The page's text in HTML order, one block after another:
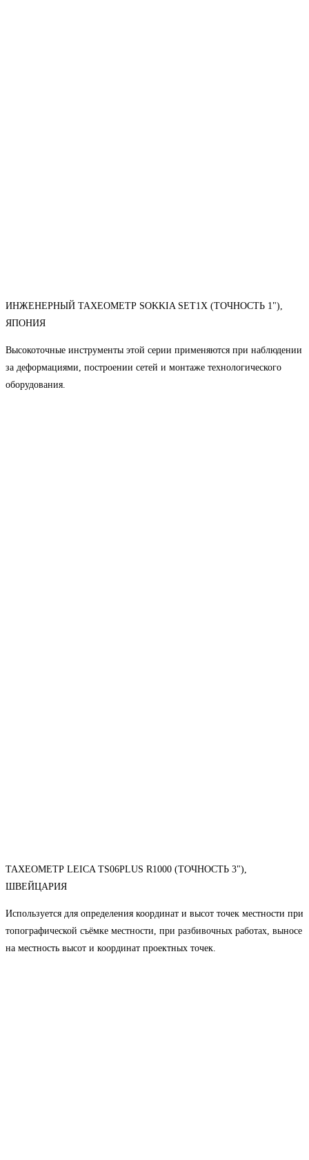
ИНЖЕНЕРНЫЙ ТАХЕОМЕТР SOKKIA SET1X (ТОЧНОСТЬ 1"),
ЯПОНИЯ
Высокоточные инструменты этой серии применяются при наблюдении
за деформациями, построении сетей и монтаже технологического
оборудования.
ТАХЕОМЕТР LEICA TS06PLUS R1000 (ТОЧНОСТЬ 3"),
ШВЕЙЦАРИЯ
Используется для определения координат и высот точек местности при
топографической съёмке местности, при разбивочных работах, выносе
на местность высот и координат проектных точек.